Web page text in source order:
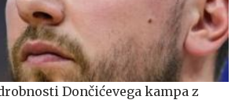
Dončićevega kampa z